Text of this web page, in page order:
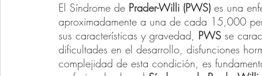
El Síndrome de Prader-Willi (PWS) es una
aproximadamente a una de cada 15,000
sus características y gravedad, PWS se
dificultades en el desarrollo, disfunciones
complejidad de esta condición, es